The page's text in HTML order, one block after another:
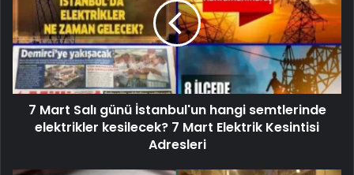
7 Mart Salı günü İstanbul'un hangi semtlerinde
elektrikler kesilecek? 7 Mart Elektrik Kesintisi
Adresleri